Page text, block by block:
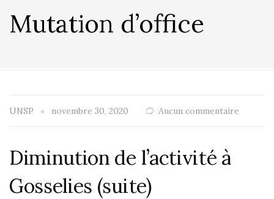
Mutation d’office
UNSP novembre 30, 2020 Aucun commentaire
Diminution de l’activité à
Gosselies (suite)